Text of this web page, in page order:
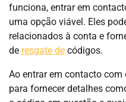
funciona, entrar em
uma opção viável. Eles
relacionados à conta e
de resgate de códigos.
Ao entrar em contacto com
para fornecer detalhes